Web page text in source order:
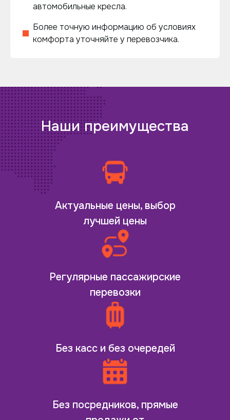
автомобильные кресла.
Более точную информацию об условиях
комфорта уточняйте у перевозчика.
Наши преимущества
Актуальные цены, выбор
лучшей цены
Регулярные пассажирские
перевозки
Без касс и без очередей
Без посредников, прямые